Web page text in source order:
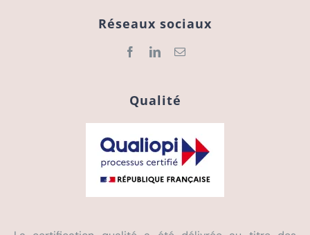
Réseaux sociaux
Qualité